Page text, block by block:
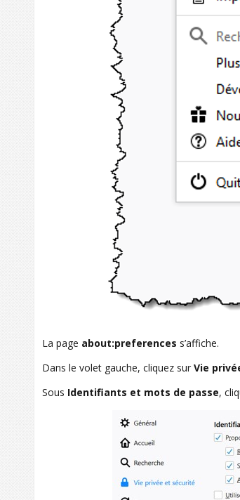
La page about:preferences s’affiche.
Dans le volet gauche, cliquez sur Vie
Sous Identifiants et mots de passe,